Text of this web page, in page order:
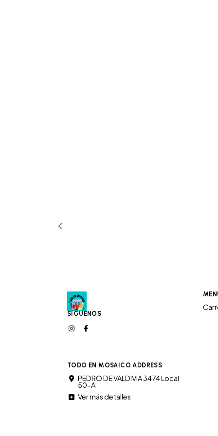
SÍGUENOS
TODO EN MOSAICO ADDRESS
PEDRO DE VALDIVIA 3474 Local
50-A
Ver más detalles